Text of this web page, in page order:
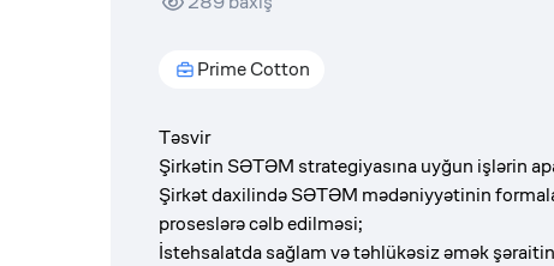
Prime Cotton
Təsvir
Şirkətin SƏTƏM strategiyasına uyğun işlərin
Şirkət daxilində SƏTƏM mədəniyyətinin
proseslərə cəlb edilməsi;
İstehsalatda sağlam və təhlükəsiz əmək